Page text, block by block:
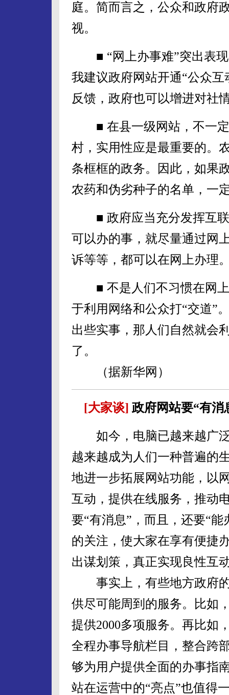
庭。简而言之，公众和政府
视。
■ “网上办事难”突出表现
我建议政府网站开通“公众
反馈，政府也可以增进对社
■ 在县一级网站，不一定
村，实用性应是最重要的。
条框框的政务。因此，如果
农药和伪劣种子的名单，一
■ 政府应当充分发挥互联
可以办的事，就尽量通过网
诉等等，都可以在网上办理
■ 不是人们不习惯在网上
于利用网络和公众打“交道”
出些实事，那人们自然就会
了。
（据新华网）
[大家谈] 政府网站要“有消
如今，电脑已越来越广泛
越来越成为人们一种普遍的
地进一步拓展网站功能，以
互动，提供在线服务，推动
要“有消息”，而且，还要“
的关注，使大家在享有便捷
出谋划策，真正实现良性互
事实上，有些地方政府的
供尽可能周到的服务。比如
提供2000多项服务。再比如
全程办事导航栏目，整合跨
够为用户提供全面的办事指
站在运营中的“亮点”也值得